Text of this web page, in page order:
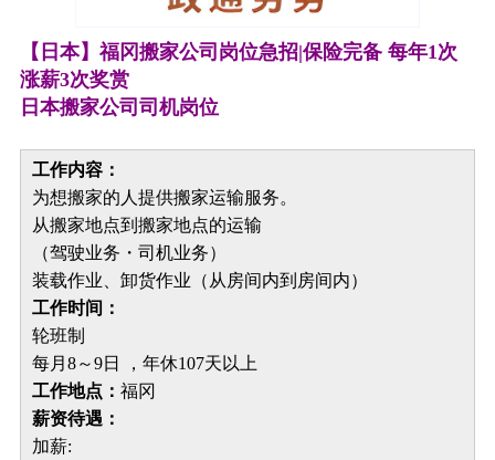
【日本】福冈搬家公司岗位急招|保险完备 每年1次
涨薪3次奖赏
日本搬家公司司机岗位
工作内容：
为想搬家的人提供搬家运输服务。
从搬家地点到搬家地点的运输
（驾驶业务・司机业务）
装载作业、卸货作业（从房间内到房间内）
工作时间：
轮班制
每月8～9日 ，年休107天以上
工作地点： 福冈
薪资待遇：
加薪: